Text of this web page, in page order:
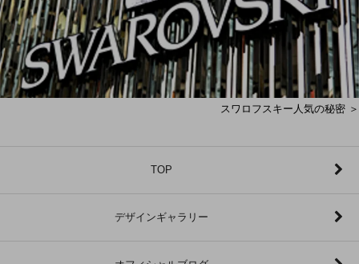
スワロフスキー人気の秘密 ＞
TOP
デザインギャラリー